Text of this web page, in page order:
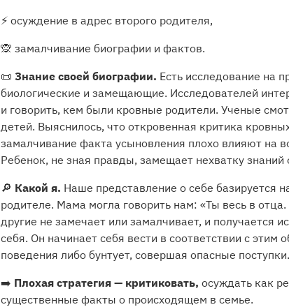
⚡️ осуждение в адрес второго родителя,
🙊 замалчивание биографии и фактов.
📜 Знание своей биографии. Есть исследование на
биологические и замещающие. Исследователей
и говорить, кем были кровные родители. Ученые
детей. Выяснилось, что откровенная критика
замалчивание факта усыновления плохо влияют на
Ребенок, не зная правды, замещает нехватку
🔎 Какой я. Наше представление о себе базируется
родителе. Мама могла говорить нам: «Ты весь в
другие не замечает или замалчивает, и получается
себя. Он начинает себя вести в соответствии с
поведения либо бунтует, совершая опасные поступки.
➡️ Плохая стратегия — критиковать, осуждать как
существенные факты о происходящем в семье.